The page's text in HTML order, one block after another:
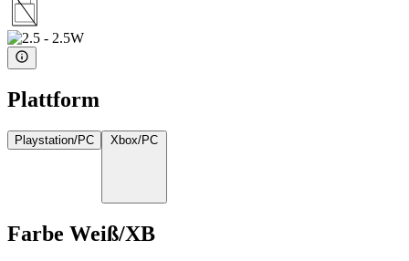
Plattform
Playstation/PC Xbox/PC
Farbe Weiß/XB